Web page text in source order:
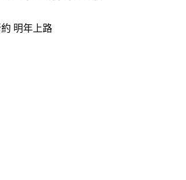
明年上路